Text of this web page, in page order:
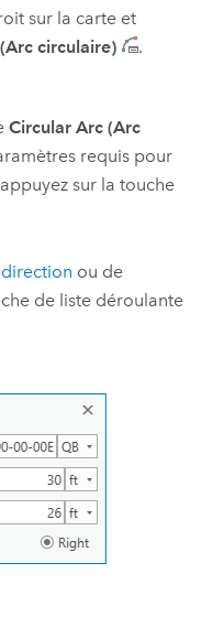
sur la carte et
circulaire) .
Circular Arc (Arc
requis pour
sur la touche
direction ou de
de liste déroulante